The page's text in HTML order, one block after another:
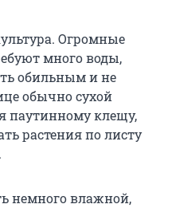
Огромные
много воды,
обильным и не
обычно сухой
паутинному клещу,
растения по листу
немного влажной,